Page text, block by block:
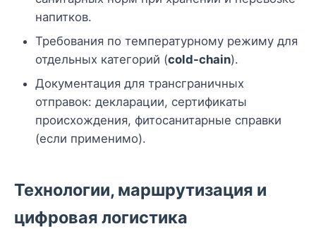
напитков.
Требования по температурному режиму для
отдельных категорий (cold-chain).
Документация для трансграничных
отправок: декларации, сертификаты
происхождения, фитосанитарные справки
(если применимо).
Технологии, маршрутизация и
цифровая логистика